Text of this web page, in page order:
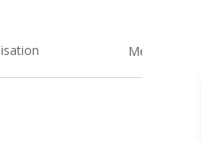
Medias